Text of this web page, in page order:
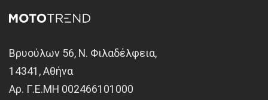
Βρυούλων 56, Ν. Φιλαδέλφεια,
14341, Αθήνα
Αρ. Γ.Ε.ΜΗ 002466101000